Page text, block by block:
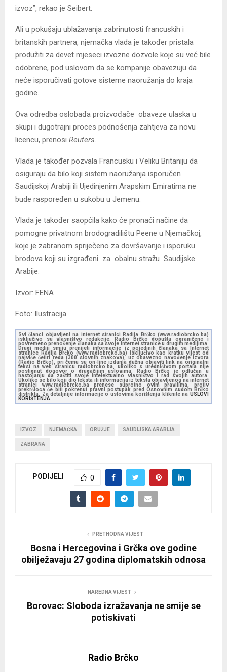
izvoz”, rekao je Seibert.
Ali u pokušaju ublažavanja zabrinutosti francuskih i
britanskih partnera, njemačka vlada je također pristala
produžiti za devet mjeseci izvozne dozvole koje su već bile
odobrene, pod uslovom da se kompanije obavezuju da
neće isporučivati ​​gotove sisteme naoružanja do kraja
godine.
Ova odredba oslobađa proizvođače obaveze ulaska u
skupi i dugotrajni proces podnošenja zahtjeva za novu
licencu, prenosi Reuters.
Vlada je također pozvala Francusku i Veliku Britaniju da
osiguraju da bilo koji sistem naoružanja isporučen
Saudijskoj Arabiji ili Ujedinjenim Arapskim Emiratima ne
bude raspoređen u sukobu u Jemenu.
Vlada je također saopćila kako će pronaći načine da
pomogne privatnom brodogradilištu Peene u Njemačkoj,
koje je zabranom spriječeno za dovršavanje i isporuku
brodova koji su izgrađeni za obalnu stražu Saudijske
Arabije.
Izvor: FENA
Foto: Ilustracija
Svi članci objavljeni na internet stranici Radija Brčko (www.radiobrcko.ba)
isključivo su vlasništvo redakcije. Radio Brčko dopušta ograničeno i
povremeno prenošenje članaka sa svoje internet stranice u drugim medijima.
Drugi mediji smiju prenijeti informacije iz pojedinih članaka sa Internet
stranice Radija Brčko (www.radiobrcko.ba) isključivo kao kratku vijest od
najviše četiri reda (300 slovnih znakova), uz obavezno navođenje izvora
(Radio Brčko), pri čemu su on-line izdanja dužna objaviti link na originalni
tekst na web stranicu radiobrcko.ba, ukoliko s uredništvom portala nije
postignut dogovor o drugačijim uslovima. Radio Brčko je odlučan u
nastojanju da zaštiti svoje intelektualno vlasništvo i rad svojih autora.
Ukoliko se bilo koji dio teksta ili informacija iz teksta objavljenog na internet
stranici www.radiobrcko.ba prenese suprotno ovim pravilima, protiv
prekršioca će biti pokrenut pravni postupak pred Osnovnim sudom Brčko
distrikta. Za detaljnije informacije o uslovima korištenja kliknite na USLOVI
KORIŠTENJA.
IZVOZ NJEMAČKA ORUŽJE SAUDIJSKA ARABIJA
ZABRANA
PODIJELI 0
PRETHODNA VIJEST
Bosna i Hercegovina i Grčka ove godine
obilježavaju 27 godina diplomatskih odnosa
NAREDNA VIJEST
Borovac: Sloboda izražavanja ne smije se
potiskivati
Radio Brčko